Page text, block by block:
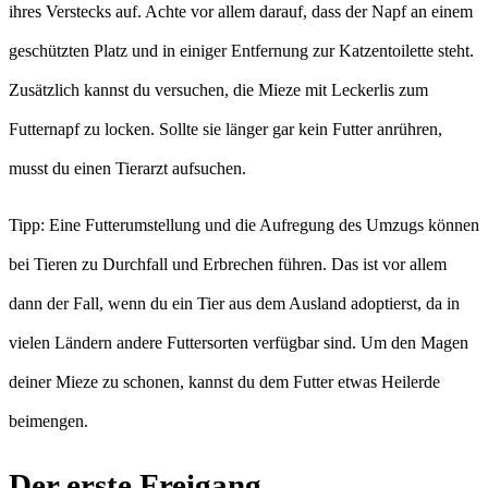
ihres Verstecks auf. Achte vor allem darauf, dass der Napf an einem
geschützten Platz und in einiger Entfernung zur Katzentoilette steht.
Zusätzlich kannst du versuchen, die Mieze mit Leckerlis zum
Futternapf zu locken. Sollte sie länger gar kein Futter anrühren,
musst du einen Tierarzt aufsuchen.
Tipp: Eine Futterumstellung und die Aufregung des Umzugs können
bei Tieren zu Durchfall und Erbrechen führen. Das ist vor allem
dann der Fall, wenn du ein Tier aus dem Ausland adoptierst, da in
vielen Ländern andere Futtersorten verfügbar sind. Um den Magen
deiner Mieze zu schonen, kannst du dem Futter etwas Heilerde
beimengen.